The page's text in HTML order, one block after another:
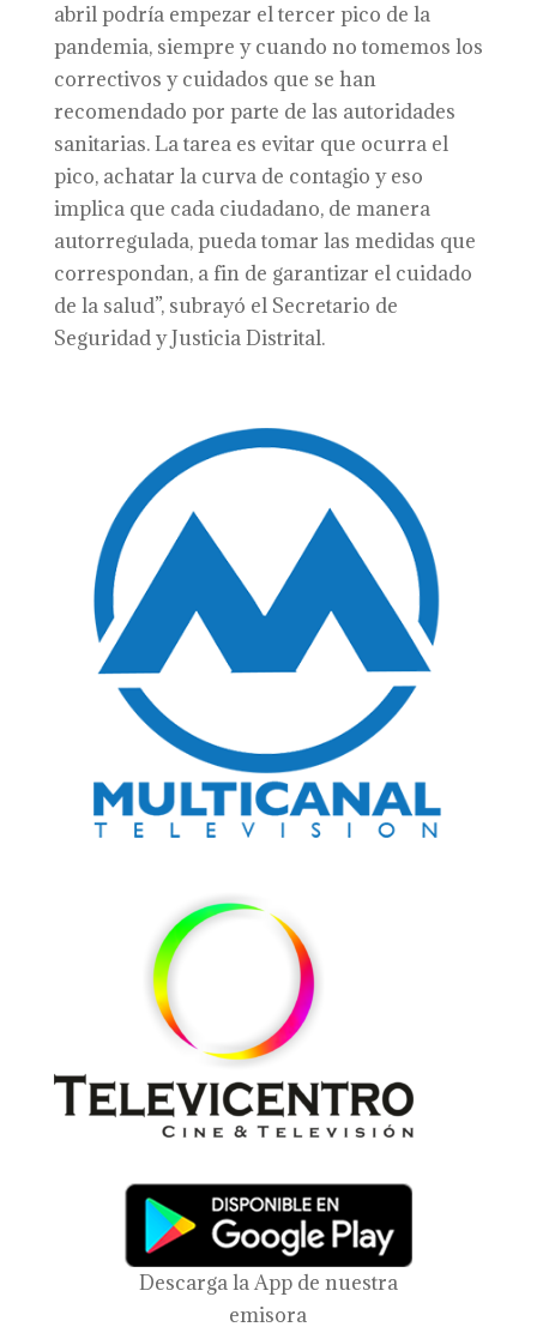
abril podría empezar el tercer pico de la
pandemia, siempre y cuando no tomemos los
correctivos y cuidados que se han
recomendado por parte de las autoridades
sanitarias. La tarea es evitar que ocurra el
pico, achatar la curva de contagio y eso
implica que cada ciudadano, de manera
autorregulada, pueda tomar las medidas que
correspondan, a fin de garantizar el cuidado
de la salud”, subrayó el Secretario de
Seguridad y Justicia Distrital.
Descarga la App de nuestra
emisora